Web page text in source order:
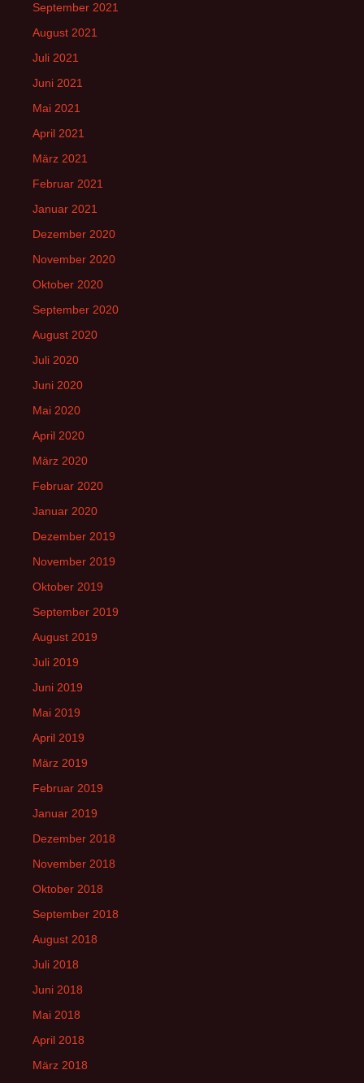
September 2021
August 2021
Juli 2021
Juni 2021
Mai 2021
April 2021
März 2021
Februar 2021
Januar 2021
Dezember 2020
November 2020
Oktober 2020
September 2020
August 2020
Juli 2020
Juni 2020
Mai 2020
April 2020
März 2020
Februar 2020
Januar 2020
Dezember 2019
November 2019
Oktober 2019
September 2019
August 2019
Juli 2019
Juni 2019
Mai 2019
April 2019
März 2019
Februar 2019
Januar 2019
Dezember 2018
November 2018
Oktober 2018
September 2018
August 2018
Juli 2018
Juni 2018
Mai 2018
April 2018
März 2018